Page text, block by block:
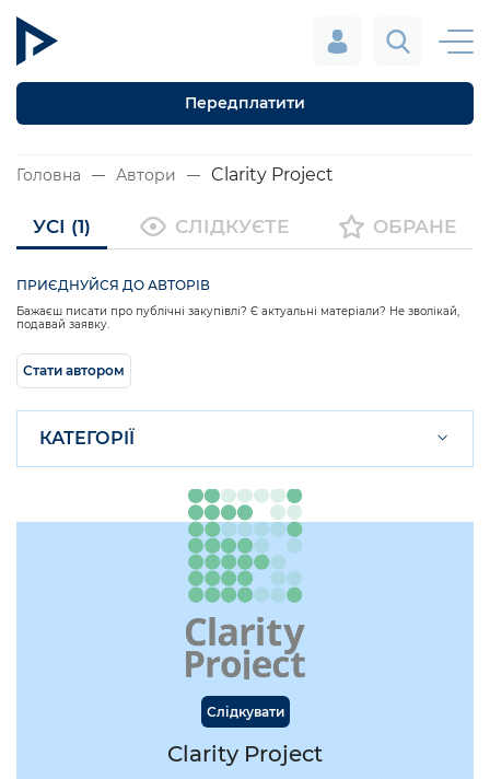
Передплатити
Головна Автори Clarity Project
УСІ (1) СЛІДКУЄТЕ ОБРАНЕ
КАТЕГОРІЇ
Слідкувати
Clarity Project
ПРИЄДНУЙСЯ ДО АВТОРІВ
Бажаєш писати про публічні закупівлі? Є актуальні матеріали? Не зволікай,
подавай заявку.
Стати автором